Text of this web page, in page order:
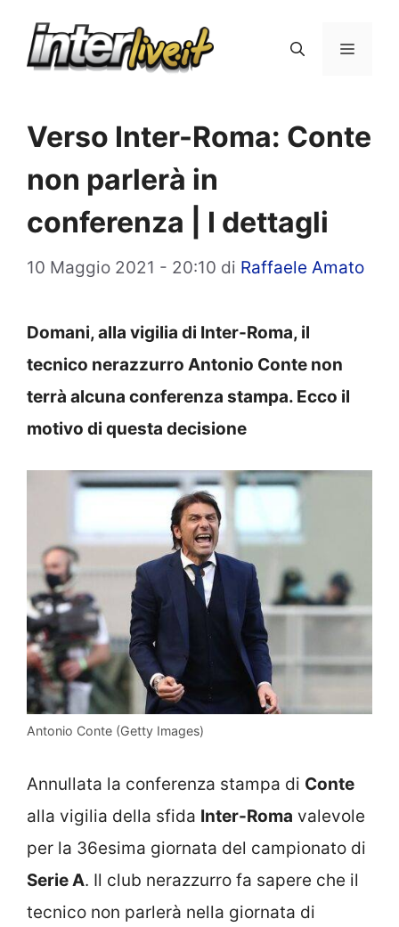
Menu
Verso Inter-Roma: Conte
non parlerà in
conferenza | I dettagli
10 Maggio 2021 - 20:10 di Raffaele Amato
Domani, alla vigilia di Inter-Roma, il
tecnico nerazzurro Antonio Conte non
terrà alcuna conferenza stampa. Ecco il
motivo di questa decisione
Antonio Conte (Getty Images)
Annullata la conferenza stampa di Conte
alla vigilia della sfida Inter-Roma valevole
per la 36esima giornata del campionato di
Serie A. Il club nerazzurro fa sapere che il
tecnico non parlerà nella giornata di